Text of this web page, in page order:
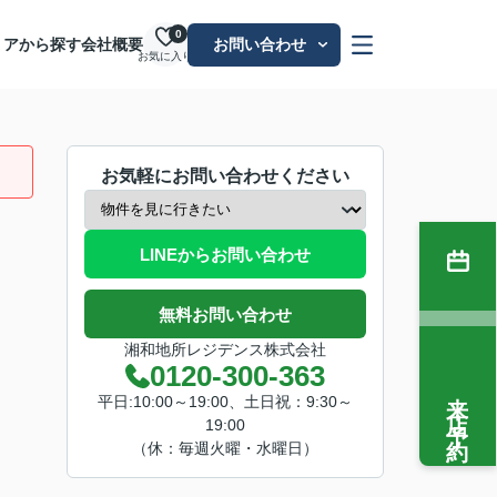
アから探す会社概要
お気に入り
0
お問い合わせ
お気軽にお問い合わせください
LINEからお問い合わせ
無料お問い合わせ
湘和地所レジデンス株式会社
0120-300-363
平日:10:00～19:00、土日祝：9:30～
19:00
（休：毎週火曜・水曜日）
来店予約